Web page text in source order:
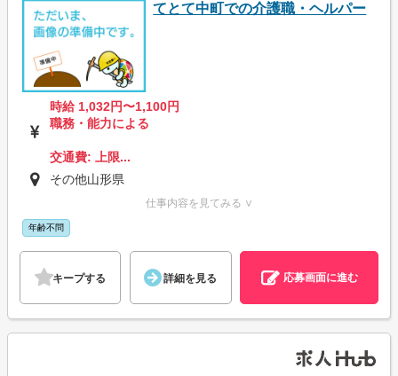
てとて中町での介護職・ヘルパー
時給 1,032円〜1,100円
職務・能力による
交通費: 上限...
その他山形県
仕事内容を見てみる ∨
年齢不問
キープする 詳細を見る 応募画面に進む